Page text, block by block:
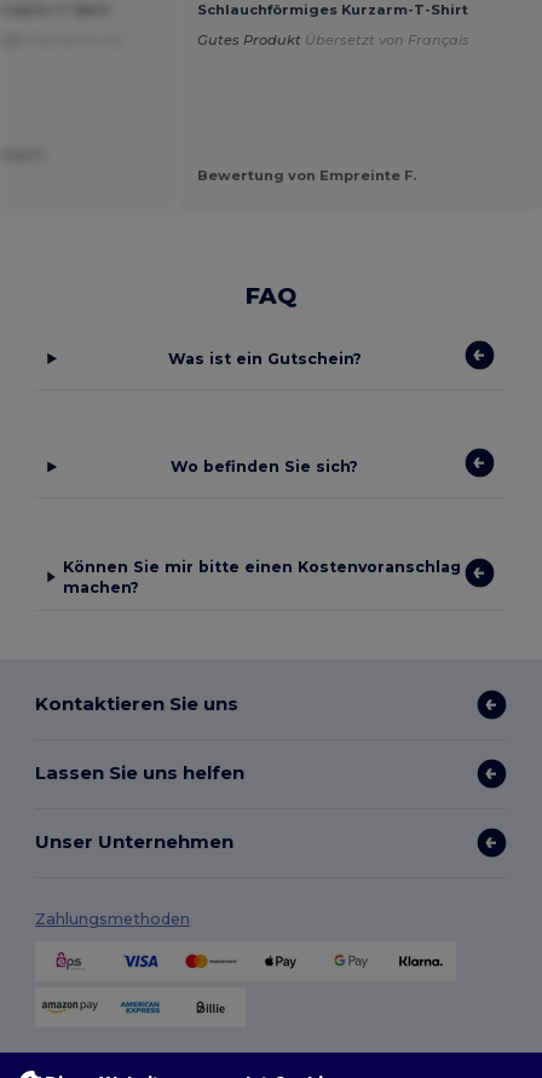
Schlauchförmiges Kurzarm-T-Shirt
Gutes Produkt Übersetzt von Français
Bewertung von Empreinte F.
FAQ
Was ist ein Gutschein?
Wo befinden Sie sich?
Können Sie mir bitte einen Kostenvoranschlag
machen?
Kontaktieren Sie uns
Lassen Sie uns helfen
Unser Unternehmen
Zahlungsmethoden